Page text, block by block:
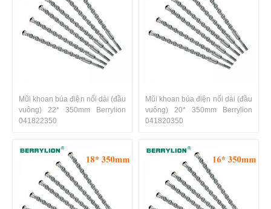
Mũi khoan búa điện nối dài (đầu
vuông) 22* 350mm Berrylion
041822350
Mũi khoan búa điện nối dài (đầu
vuông) 20* 350mm Berrylion
041820350